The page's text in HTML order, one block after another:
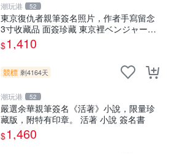
潮玩港 52
東京復仇者親筆簽名照片，作者手寫留念
3寸收藏品 面簽珍藏 東京裡ベンジャーズ
畫家原創 約3x5.5cm 簽名版 國際帶回國
東京Revengers
$1,410
競標 剩4164天
潮玩港 52
嚴選余華親筆簽名《活著》小說，限量珍
藏版，附特有印章。 活著 小說 簽名書
$1,460